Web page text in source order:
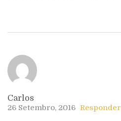
Carlos
26 Setembro, 2016 Responder